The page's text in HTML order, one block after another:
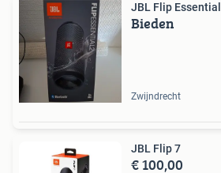
JBL Flip
Bieden
Zwijndrecht
JBL Flip 7
€ 100,00